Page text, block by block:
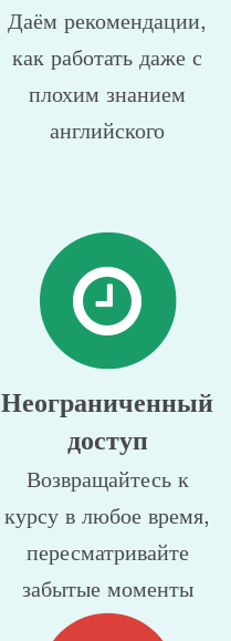
Даём рекомендации,
как работать даже с
плохим знанием
английского
Неограниченный
доступ
Возвращайтесь к
курсу в любое время,
пересматривайте
забытые моменты